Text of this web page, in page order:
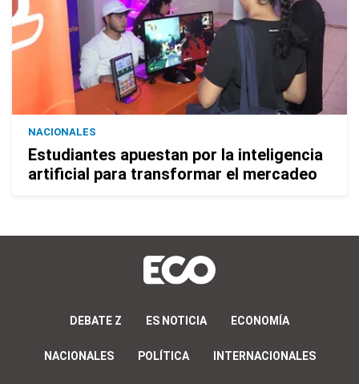
NACIONALES
Estudiantes apuestan por la inteligencia
artificial para transformar el mercadeo
DEBATE Z ES NOTICIA ECONOMÍA
NACIONALES POLÍTICA INTERNACIONALES